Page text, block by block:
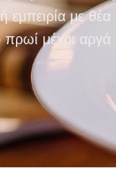
εμπειρία με θέα
μέχρι αργά